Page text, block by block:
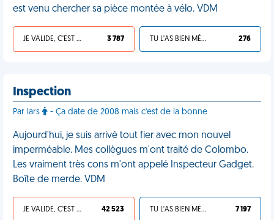
est venu chercher sa pièce montée à vélo. VDM
JE VALIDE, C'EST UNE VDM 3 787 TU L'AS BIEN MÉRITÉ 276
Inspection
Par lars - Ça date de 2008 mais c'est de la bonne
Aujourd'hui, je suis arrivé tout fier avec mon nouvel
imperméable. Mes collègues m'ont traité de Colombo.
Les vraiment très cons m'ont appelé Inspecteur Gadget.
Boîte de merde. VDM
JE VALIDE, C'EST UNE VDM 42 523 TU L'AS BIEN MÉRITÉ 7 197